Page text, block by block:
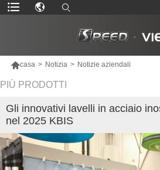
casa > Notizia > Notizie aziendali
PIÙ PRODOTTI
Gli innovativi lavelli in acciaio
nel 2025 KBIS